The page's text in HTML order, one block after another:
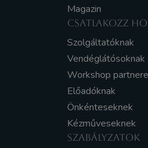
Magazin
CSATLAKOZZ
Szolgáltatóknak
Vendéglátósoknak
Workshop
Előadóknak
Önkénteseknek
Kézműveseknek
SZABÁLYZATOK